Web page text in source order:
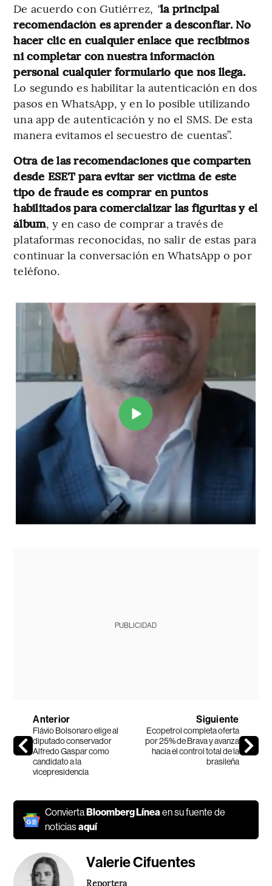
De acuerdo con Gutiérrez, “la principal
recomendación es aprender a desconfiar. No
hacer clic en cualquier enlace que recibimos
ni completar con nuestra información
personal cualquier formulario que nos llega.
Lo segundo es habilitar la autenticación en dos
pasos en WhatsApp, y en lo posible utilizando
una app de autenticación y no el SMS. De esta
manera evitamos el secuestro de cuentas”.
Otra de las recomendaciones que comparten
desde ESET para evitar ser víctima de este
tipo de fraude es comprar en puntos
habilitados para comercializar las figuritas y el
álbum, y en caso de comprar a través de
plataformas reconocidas, no salir de estas para
continuar la conversación en WhatsApp o por
teléfono.
PUBLICIDAD
Anterior
Flávio Bolsonaro elige al
diputado conservador
Alfredo Gaspar como
candidato a la
vicepresidencia
Siguiente
Ecopetrol completa oferta
por 25% de Brava y avanza
hacia el control total de la
brasileña
Convierta Bloomberg Líneaen su fuente de
noticiasaquí
Valerie Cifuentes
Reportera